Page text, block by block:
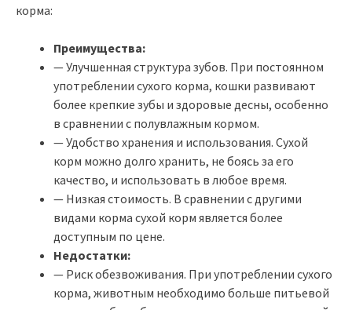
корма:
Преимущества:
— Улучшенная структура зубов. При постоянном
употреблении сухого корма, кошки развивают
более крепкие зубы и здоровые десны, особенно
в сравнении с полувлажным кормом.
— Удобство хранения и использования. Сухой
корм можно долго хранить, не боясь за его
качество, и использовать в любое время.
— Низкая стоимость. В сравнении с другими
видами корма сухой корм является более
доступным по цене.
Недостатки:
— Риск обезвоживания. При употреблении сухого
корма, животным необходимо больше питьевой